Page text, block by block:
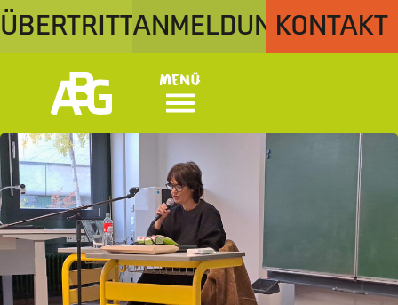
ÜBERTRITTANMELDUNGKONTAKT
Menü